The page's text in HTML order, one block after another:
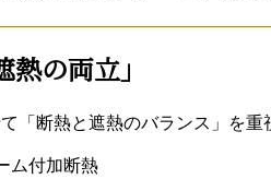
の両立」
「断熱と遮熱のバランス」を
ム付加断熱